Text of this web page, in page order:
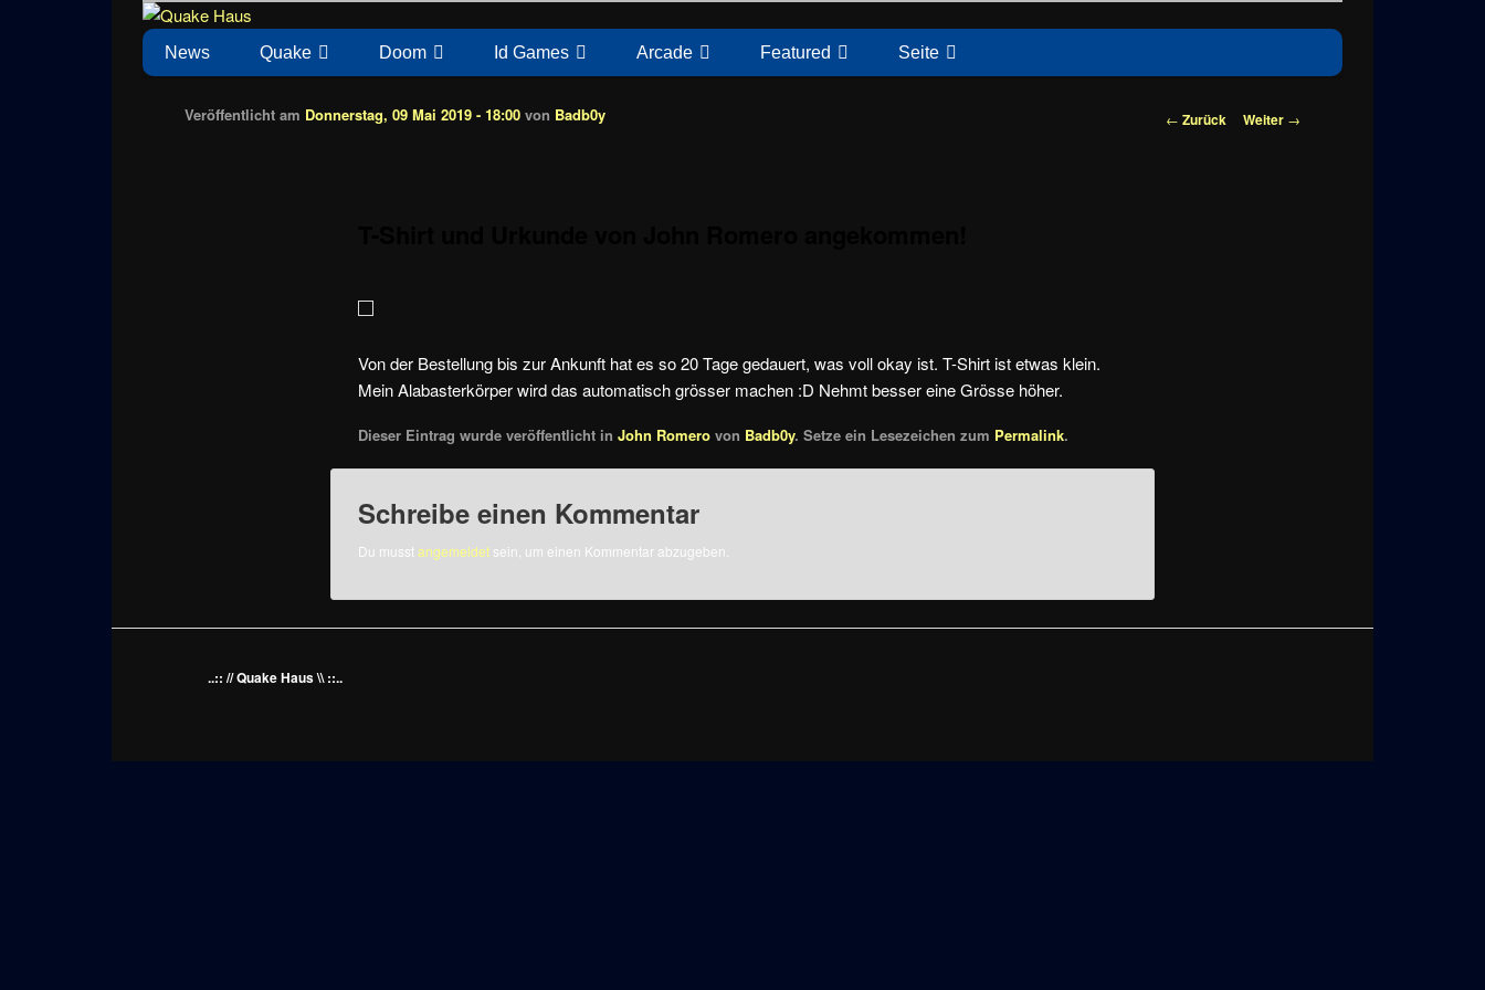
Quake Haus
News zu Quake, Doom, FPS, Arcade
Hauptmenü
News Quake Doom Id Games Arcade Featured Seite
Beitragsnavigation
← Zurück Weiter →
Veröffentlicht am Donnerstag, 09 Mai 2019 - 18:00 von Badb0y
Von der Bestellung bis zur Ankunft hat es so 20 Tage gedauert, was voll okay ist. T-Shirt ist etwas klein.
Mein Alabasterkörper wird das automatisch grösser machen :D Nehmt besser eine Grösse höher.
Dieser Eintrag wurde veröffentlicht inJohn Romero von Badb0y. Setze ein Lesezeichen zum Permalink.
Schreibe einen Kommentar
Du musstangemeldet sein, um einen Kommentar abzugeben.
..:: // Quake Haus \\ ::..